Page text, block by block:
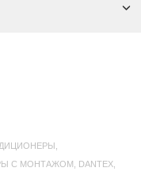
С МОНТАЖОМ DANTEX